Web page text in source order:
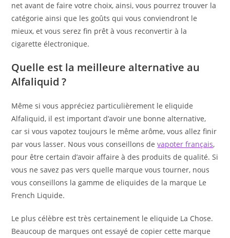
net avant de faire votre choix, ainsi, vous pourrez trouver la
catégorie ainsi que les goûts qui vous conviendront le
mieux, et vous serez fin prêt à vous reconvertir à la
cigarette électronique.
Quelle est la meilleure alternative au
Alfaliquid ?
Même si vous appréciez particulièrement le eliquide
Alfaliquid, il est important d’avoir une bonne alternative,
car si vous vapotez toujours le même arôme, vous allez finir
par vous lasser. Nous vous conseillons devapoter français,
pour être certain d’avoir affaire à des produits de qualité. Si
vous ne savez pas vers quelle marque vous tourner, nous
vous conseillons la gamme de eliquides de la marque Le
French Liquide.
Le plus célèbre est très certainement le eliquide La Chose.
Beaucoup de marques ont essayé de copier cette marque